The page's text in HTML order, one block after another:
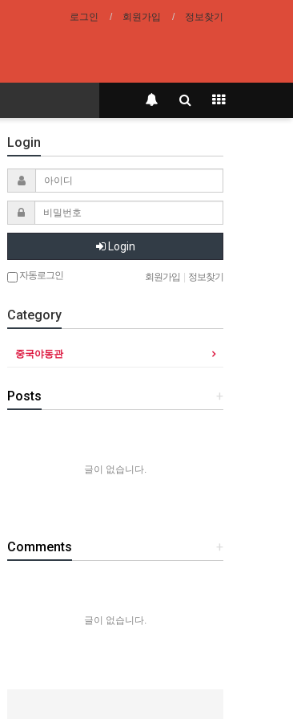
로그인 회원가입 정보찾기
Login
Login
자동로그인 회원가입 정보찾기
Category
중국야동관
+
Posts
글이 없습니다.
+
Comments
글이 없습니다.